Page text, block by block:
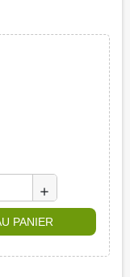
add
PANIER